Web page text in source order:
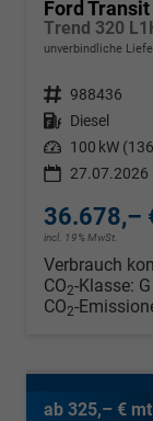
Ford
unverbindliche
Fahrzeugnr. 988436
Kraftstoff Diesel
Leistung 100 kW
27.07.2026
36.678,–
incl. 19% MwSt.
Verbrauch
CO2-Klasse: G
CO2-
ab 325,– €